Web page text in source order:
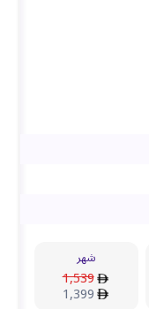
شهر
1,539
1,399